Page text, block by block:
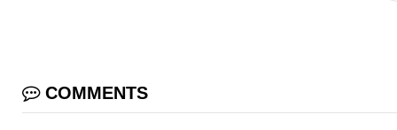
COMMENTS